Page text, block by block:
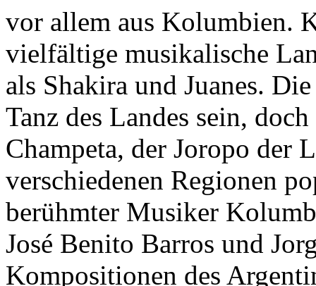
vor allem aus Kolumbien.
vielfältige musikalische
als Shakira und Juanes.
Tanz des Landes sein,
Champeta, der Joropo der
verschiedenen Regionen
berühmter Musiker
José Benito Barros und
Kompositionen des